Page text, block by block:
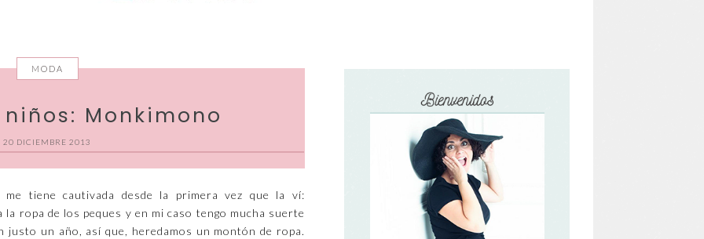
MODA
Monkimono
20 DICIEMBRE 2013
tiene cautivada desde la primera vez que la ví:
la ropa de los peques y en mi caso tengo mucha suerte
justo un año, así que, heredamos un montón de ropa.